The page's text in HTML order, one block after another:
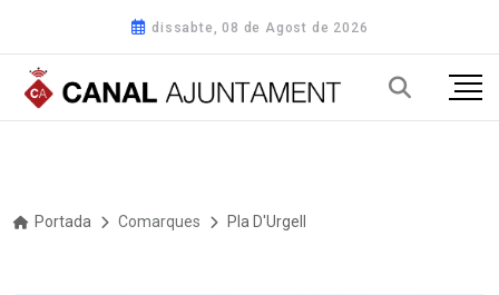
dissabte, 08 de Agost de 2026
Portada Comarques Pla D'Urgell